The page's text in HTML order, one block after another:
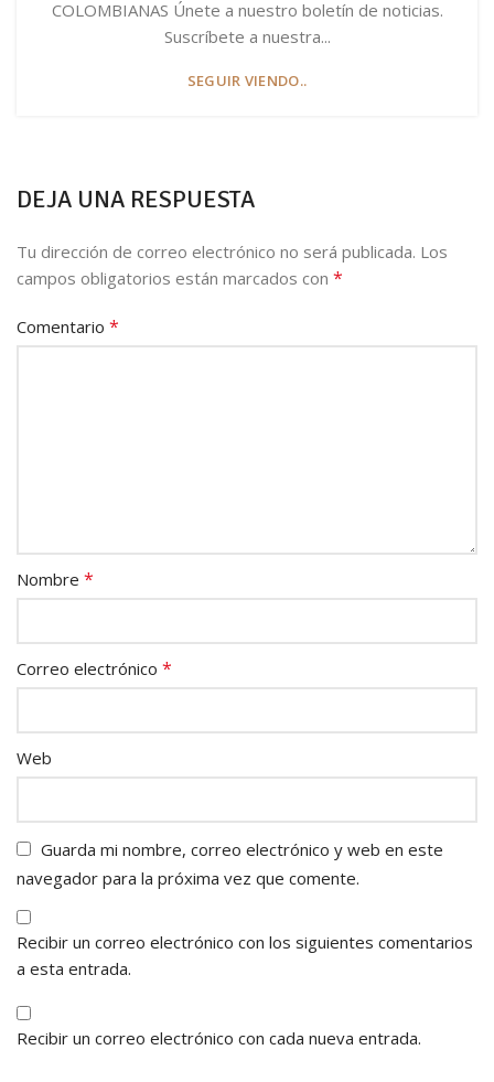
COLOMBIANAS Únete a nuestro boletín de noticias.
Suscríbete a nuestra...
SEGUIR VIENDO..
DEJA UNA RESPUESTA
Tu dirección de correo electrónico no será publicada. Los
campos obligatorios están marcados con *
Comentario *
Nombre *
Correo electrónico *
Web
Guarda mi nombre, correo electrónico y web en este
navegador para la próxima vez que comente.
Recibir un correo electrónico con los siguientes comentarios
a esta entrada.
Recibir un correo electrónico con cada nueva entrada.